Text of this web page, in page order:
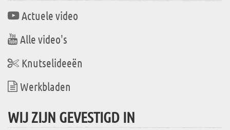
Actuele video
Alle video's
Knutselideeën
Werkbladen
WIJ ZIJN GEVESTIGD IN